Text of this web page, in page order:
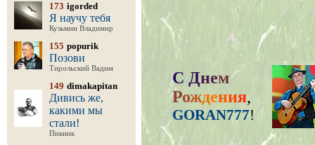
173 igorded
Я научу тебя
Кузьмин Владимир
155 popurik
Позови
Тирольский Вадим
149 dimakapitan
Дивись же,
какими мы
стали!
Пикник
С Днем
Рождения,
GORAN777!